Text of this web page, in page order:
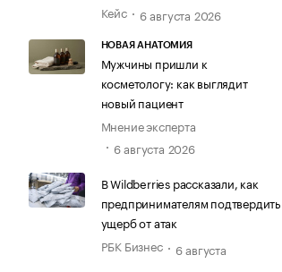
Кейс
6 августа 2026
НОВАЯ АНАТОМИЯ
Мужчины пришли к
косметологу: как выглядит
новый пациент
Мнение эксперта
6 августа 2026
В Wildberries рассказали, как
предпринимателям подтвердить
ущерб от атак
РБК Бизнес
6 августа